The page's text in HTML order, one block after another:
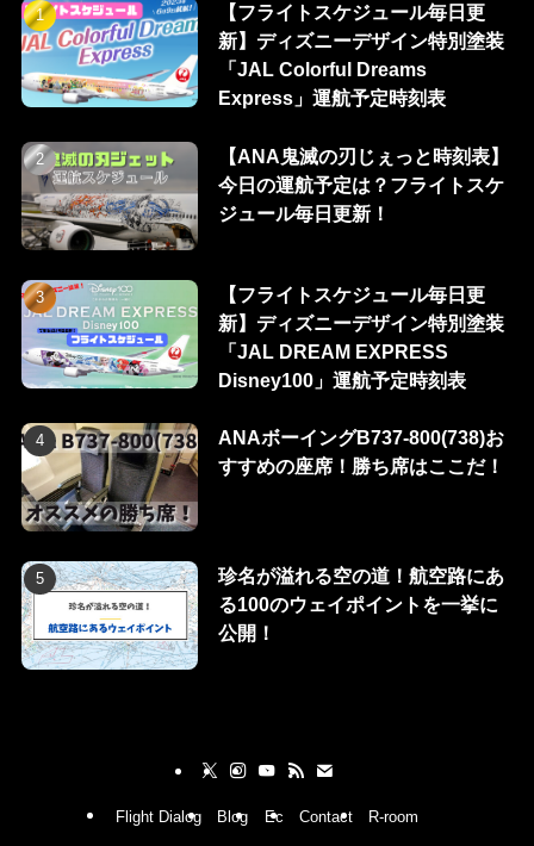
【フライトスケジュール毎日更
新】ディズニーデザイン特別塗装
「JAL Colorful Dreams
Express」運航予定時刻表
【ANA鬼滅の刃じぇっと時刻表】
今日の運航予定は？フライトスケ
ジュール毎日更新！
【フライトスケジュール毎日更
新】ディズニーデザイン特別塗装
「JAL DREAM EXPRESS
Disney100」運航予定時刻表
ANAボーイングB737-800(738)お
すすめの座席！勝ち席はここだ！
珍名が溢れる空の道！航空路にあ
る100のウェイポイントを一挙に
公開！
Flight Dialog Blog Ec Contact R-room